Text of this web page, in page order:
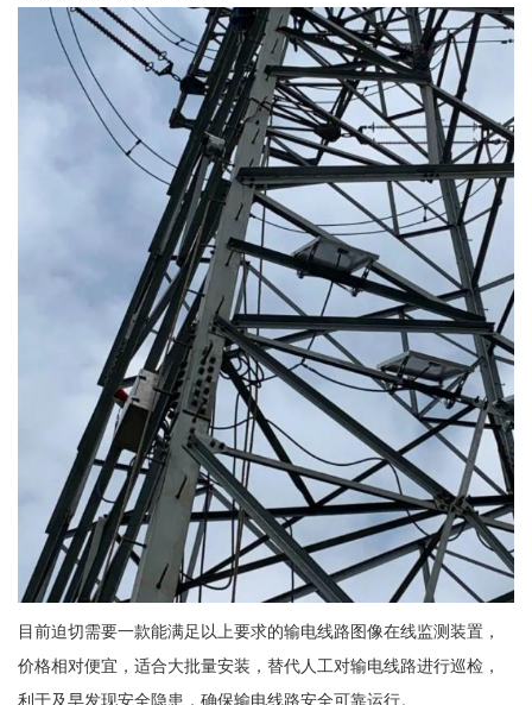
目前迫切需要一款能满足以上要求的输电线路图像在线监测装置，
价格相对便宜，适合大批量安装，替代人工对输电线路进行巡检，
利于及早发现安全隐患，确保输电线路安全可靠运行。